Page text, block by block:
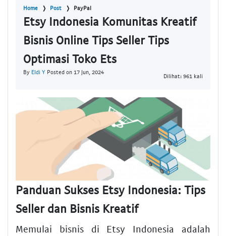
Home Post PayPal
Etsy Indonesia Komunitas Kreatif
Bisnis Online Tips Seller Tips
Optimasi Toko Ets
By Eldi Y Posted on 17 Jun, 2024
Dilihat: 961 kali
Panduan Sukses Etsy Indonesia: Tips
Seller dan Bisnis Kreatif
Memulai bisnis di Etsy Indonesia adalah